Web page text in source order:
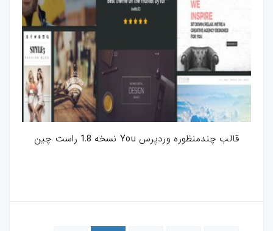
قالب چندمنظوره وردپرس You نسخه 1.8 راست چین